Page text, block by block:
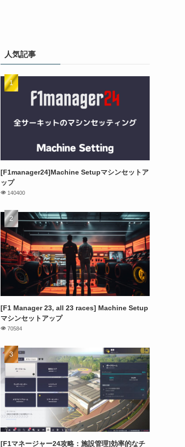
人気記事
[F1manager24]Machine Setupマシンセットア
ップ
140400
[F1 Manager 23, all 23 races] Machine Setup
マシンセットアップ
70584
[F1マネージャー24攻略：施設管理]効率的なチ